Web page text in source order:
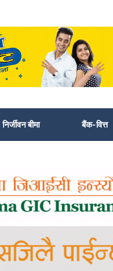
निर्जीवन बीमा बैंक-वित्त